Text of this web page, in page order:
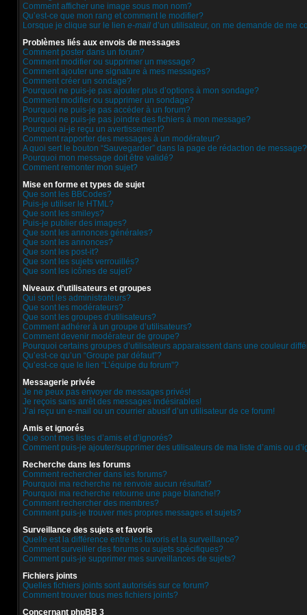
Comment afficher une image sous mon nom?
Qu’est-ce que mon rang et comment le modifier?
Lorsque je clique sur le lien e-mail d’un utilisateur, on me demande de me
Problèmes liés aux envois de messages
Comment poster dans un forum?
Comment modifier ou supprimer un message?
Comment ajouter une signature à mes messages?
Comment créer un sondage?
Pourquoi ne puis-je pas ajouter plus d’options à mon sondage?
Comment modifier ou supprimer un sondage?
Pourquoi ne puis-je pas accéder à un forum?
Pourquoi ne puis-je pas joindre des fichiers à mon message?
Pourquoi ai-je reçu un avertissement?
Comment rapporter des messages à un modérateur?
A quoi sert le bouton “Sauvegarder” dans la page de rédaction de message?
Pourquoi mon message doit être validé?
Comment remonter mon sujet?
Mise en forme et types de sujet
Que sont les BBCodes?
Puis-je utiliser le HTML?
Que sont les smileys?
Puis-je publier des images?
Que sont les annonces générales?
Que sont les annonces?
Que sont les post-it?
Que sont les sujets verrouillés?
Que sont les icônes de sujet?
Niveaux d’utilisateurs et groupes
Qui sont les administrateurs?
Que sont les modérateurs?
Que sont les groupes d’utilisateurs?
Comment adhérer à un groupe d’utilisateurs?
Comment devenir modérateur de groupe?
Pourquoi certains groupes d’utilisateurs apparaissent dans une couleur
Qu’est-ce qu’un “Groupe par défaut”?
Qu’est-ce que le lien “L’équipe du forum”?
Messagerie privée
Je ne peux pas envoyer de messages privés!
Je reçois sans arrêt des messages indésirables!
J’ai reçu un e-mail ou un courrier abusif d’un utilisateur de ce forum!
Amis et ignorés
Que sont mes listes d’amis et d’ignorés?
Comment puis-je ajouter/supprimer des utilisateurs de ma liste d’amis ou
Recherche dans les forums
Comment rechercher dans les forums?
Pourquoi ma recherche ne renvoie aucun résultat?
Pourquoi ma recherche retourne une page blanche!?
Comment rechercher des membres?
Comment puis-je trouver mes propres messages et sujets?
Surveillance des sujets et favoris
Quelle est la différence entre les favoris et la surveillance?
Comment surveiller des forums ou sujets spécifiques?
Comment puis-je supprimer mes surveillances de sujets?
Fichiers joints
Quelles fichiers joints sont autorisés sur ce forum?
Comment trouver tous mes fichiers joints?
Concernant phpBB 3